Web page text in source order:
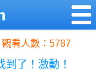
觀看人數：5787
了！激動！